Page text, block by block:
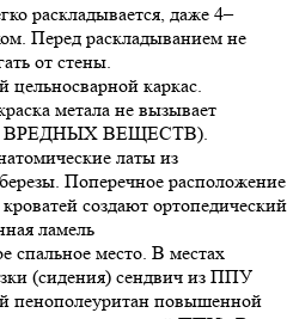
раскладывается, даже 4–
Перед раскладыванием не
от стены.
цельносварной каркас.
метала не вызывает
ВРЕДНЫХ ВЕЩЕСТВ).
латы из
Поперечное расположение
создают ортопедический
ламель
спальное место. В местах
(сидения) сендвич из ППУ
пенополеуритан повышенной